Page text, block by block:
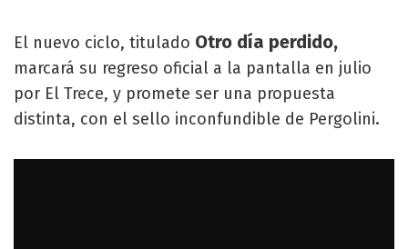
El nuevo ciclo, titulado Otro día perdido,
marcará su regreso oficial a la pantalla en julio
por El Trece, y promete ser una propuesta
distinta, con el sello inconfundible de Pergolini.